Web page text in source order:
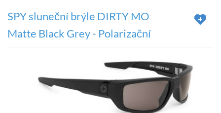
SPY sluneční brýle DIRTY MO
Matte Black Grey - Polarizační